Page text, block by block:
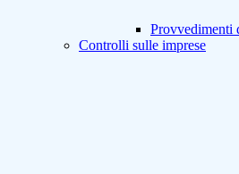
Provvedimenti
Controlli sulle imprese